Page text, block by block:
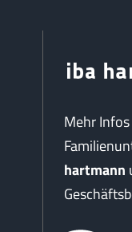
Mehr
hartmann